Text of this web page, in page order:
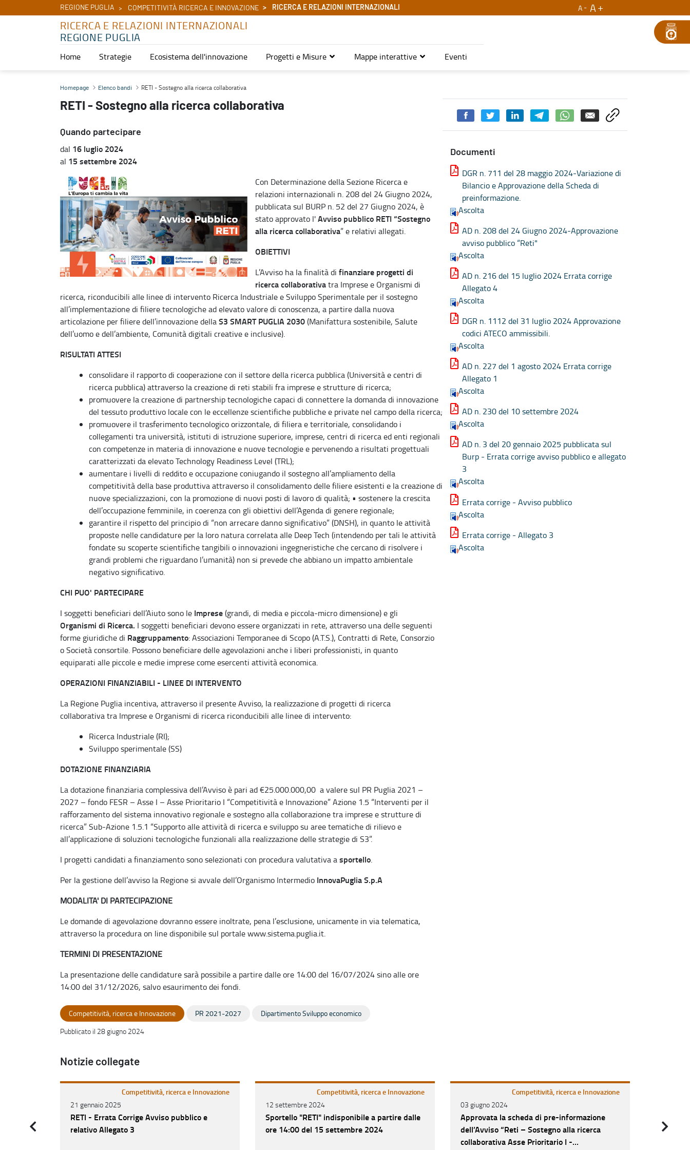
REGIONE PUGLIA COMPETITIVITÀ RICERCA E INNOVAZIONE RICERCA E RELAZIONI INTERNAZIONALI A
A
RICERCA E RELAZIONI INTERNAZIONALI
REGIONE PUGLIA
Home Strategie Ecosistema dell'innovazione Progetti e Misure Mappe interattive Eventi
RETI - Sostegno alla ricerca collaborativa - Ricerca e relazioni internazionali
Homepage Elenco bandi RETI - Sostegno alla ricerca collaborativa
RETI - Sostegno alla ricerca collaborativa
Quando partecipare
dal 16 luglio 2024
al 15 settembre 2024
Con Determinazione della Sezione Ricerca e
relazioni internazionali n. 208 del 24 Giugno 2024,
pubblicata sul BURP n. 52 del 27 Giugno 2024, è
stato approvato l'Avviso pubblico RETI “Sostegno
alla ricerca collaborativa” e relativi allegati.
OBIETTIVI
L’Avviso ha la finalità di finanziare progetti di
ricerca collaborativatra Imprese e Organismi di
ricerca, riconducibili alle linee di intervento Ricerca Industriale e Sviluppo Sperimentale per il sostegno
all’implementazione di filiere tecnologiche ad elevato valore di conoscenza, a partire dalla nuova
articolazione per filiere dell’innovazione dellaS3 SMART PUGLIA 2030(Manifattura sostenibile, Salute
dell’uomo e dell’ambiente, Comunità digitali creative e inclusive).
RISULTATI ATTESI
consolidare il rapporto di cooperazione con il settore della ricerca pubblica (Università e centri di
ricerca pubblica) attraverso la creazione di reti stabili fra imprese e strutture di ricerca;
promuovere la creazione di partnership tecnologiche capaci di connettere la domanda di innovazione
del tessuto produttivo locale con le eccellenze scientifiche pubbliche e private nel campo della ricerca;
promuovere il trasferimento tecnologico orizzontale, di filiera e territoriale, consolidando i
collegamenti tra università, istituti di istruzione superiore, imprese, centri di ricerca ed enti regionali
con competenze in materia di innovazione e nuove tecnologie e pervenendo a risultati progettuali
caratterizzati da elevato Technology Readiness Level (TRL);
aumentare i livelli di reddito e occupazione coniugando il sostegno all’ampliamento della
competitività della base produttiva attraverso il consolidamento delle filiere esistenti e la creazione di
nuove specializzazioni, con la promozione di nuovi posti di lavoro di qualità; • sostenere la crescita
dell’occupazione femminile, in coerenza con gli obiettivi dell’Agenda di genere regionale;
garantire il rispetto del principio di “non arrecare danno significativo” (DNSH), in quanto le attività
proposte nelle candidature per la loro natura correlata alle Deep Tech (intendendo per tali le attività
fondate su scoperte scientifiche tangibili o innovazioni ingegneristiche che cercano di risolvere i
grandi problemi che riguardano l’umanità) non si prevede che abbiano un impatto ambientale
negativo significativo.
CHI PUO' PARTECIPARE
I soggetti beneficiari dell’Aiuto sono le Imprese(grandi, di media e piccola-micro dimensione) e gli
Organismi di Ricerca. I soggetti beneficiari devono essere organizzati in rete, attraverso una delle seguenti
forme giuridiche di Raggruppamento: Associazioni Temporanee di Scopo (A.T.S.), Contratti di Rete, Consorzio
o Società consortile. Possono beneficiare delle agevolazioni anche i liberi professionisti, in quanto
equiparati alle piccole e medie imprese come esercenti attività economica.
OPERAZIONI FINANZIABILI - LINEE DI INTERVENTO
La Regione Puglia incentiva, attraverso il presente Avviso, la realizzazione di progetti di ricerca
collaborativa tra Imprese e Organismi di ricerca riconducibili alle linee di intervento:
Ricerca Industriale (RI);
Sviluppo sperimentale (SS)
DOTAZIONE FINANZIARIA
La dotazione finanziaria complessiva dell’Avviso è pari ad €25.000.000,00 a valere sul PR Puglia 2021 –
2027 – fondo FESR – Asse I – Asse Prioritario I “Competitività e Innovazione” Azione 1.5 “Interventi per il
rafforzamento del sistema innovativo regionale e sostegno alla collaborazione tra imprese e strutture di
ricerca” Sub-Azione 1.5.1 “Supporto alle attività di ricerca e sviluppo su aree tematiche di rilievo e
all’applicazione di soluzioni tecnologiche funzionali alla realizzazione delle strategie di S3”.
I progetti candidati a finanziamento sono selezionati con procedura valutativa asportello.
Per la gestione dell’avviso la Regione si avvale dell’Organismo Intermedio InnovaPuglia S.p.A
MODALITA' DI PARTECIPAZIONE
Le domande di agevolazione dovranno essere inoltrate, pena l’esclusione, unicamente in via telematica,
attraverso la procedura on line disponibile sul portale www.sistema.puglia.it.
TERMINI DI PRESENTAZIONE
La presentazione delle candidature sarà possibile a partire dalle ore 14:00 del 16/07/2024 sino alle ore
14:00 del 31/12/2026, salvo esaurimento dei fondi.
Documenti
DGR n. 711 del 28 maggio 2024-Variazione di
Bilancio e Approvazione della Scheda di
preinformazione.
Ascolta
AD n. 208 del 24 Giugno 2024-Approvazione
avviso pubblico “Reti"
Ascolta
AD n. 216 del 15 luglio 2024 Errata corrige
Allegato 4
Ascolta
DGR n. 1112 del 31 luglio 2024 Approvazione
codici ATECO ammissibili.
Ascolta
AD n. 227 del 1 agosto 2024 Errata corrige
Allegato 1
Ascolta
AD n. 230 del 10 settembre 2024
Ascolta
AD n. 3 del 20 gennaio 2025 pubblicata sul
Burp - Errata corrige avviso pubblico e allegato
3
Ascolta
Errata corrige - Avviso pubblico
Ascolta
Errata corrige - Allegato 3
Ascolta
Competitività, ricerca e Innovazione PR 2021-2027
Dipartimento Sviluppo economico
Pubblicato il 28 giugno 2024
Notizie collegate
Competitività, ricerca e Innovazione
21 gennaio 2025
RETI - Errata Corrige Avviso pubblico e
relativo Allegato 3
Competitività, ricerca e Innovazione
12 settembre 2024
Sportello "RETI" indisponibile a partire dalle
ore 14:00 del 15 settembre 2024
Competitività, ricerca e Innovazione
03 giugno 2024
Approvata la scheda di pre-informazione
dell’Avviso “Reti – Sostegno alla ricerca
collaborativa Asse Prioritario I -
Bari e